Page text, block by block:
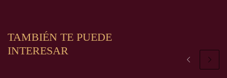
TAMBIÉN TE PUEDE
INTERESAR